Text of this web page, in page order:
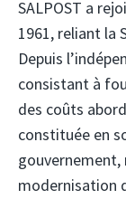
SALPOST a
1961, reliant la
Depuis
consistant à
des coûts
constituée en
gouvernement,
modernisation